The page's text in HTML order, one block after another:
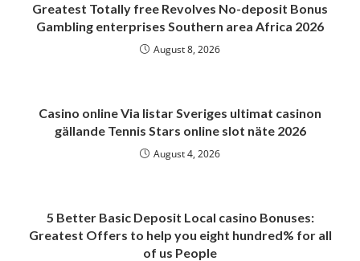
Greatest Totally free Revolves No-deposit Bonus
Gambling enterprises Southern area Africa 2026
August 8, 2026
Casino online Via listar Sveriges ultimat casinon
gällande Tennis Stars online slot näte 2026
August 4, 2026
5 Better Basic Deposit Local casino Bonuses:
Greatest Offers to help you eight hundred% for all
of us People